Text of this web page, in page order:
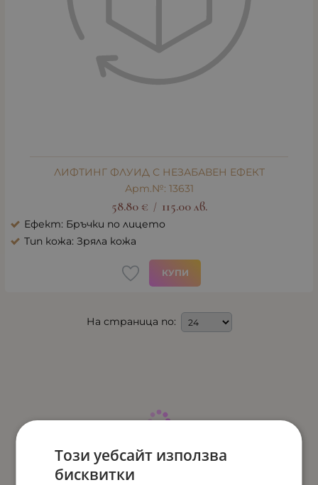
ЛИФТИНГ ФЛУИД С НЕЗАБАВЕН ЕФЕКТ
Арт.№: 13631
58.80 € / 115.00 лв.
Ефект: Бръчки по лицето
Тип кожа: Зряла кожа
КУПИ
На страница по:
Този уебсайт използва
бисквитки